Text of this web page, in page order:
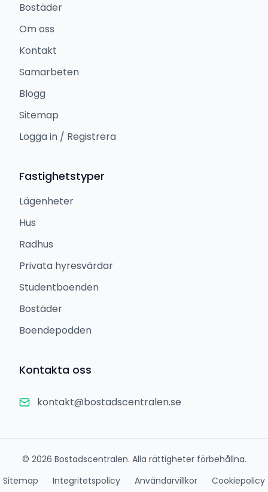
Bostäder
Om oss
Kontakt
Samarbeten
Blogg
Sitemap
Logga in / Registrera
Fastighetstyper
Lägenheter
Hus
Radhus
Privata hyresvärdar
Studentboenden
Bostäder
Boendepodden
Kontakta oss
kontakt@bostadscentralen.se
© 2026 Bostadscentralen. Alla rättigheter förbehållna.
Sitemap
Integritetspolicy Användarvillkor Cookiepolicy